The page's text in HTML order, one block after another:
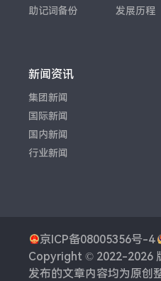
助记词备份
发展历程
新闻资讯
集团新闻
国际新闻
国内新闻
行业新闻
京ICP备08005356号-4
Copyright © 2022-2026
发布的文章内容均为原创